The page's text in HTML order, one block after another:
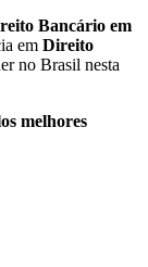
Bancário em
em Direito
no Brasil nesta
melhores